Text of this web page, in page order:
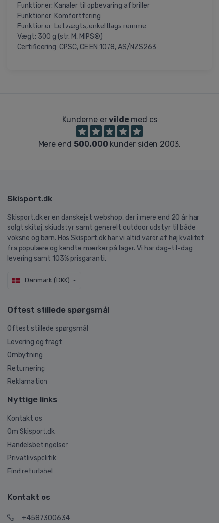
Funktioner: Kanaler til opbevaring af briller
Funktioner: Komfortforing
Funktioner: Letvægts, enkeltlags remme
Vægt: 300 g (str. M, MIPS®)
Certificering: CPSC, CE EN 1078, AS/NZS263
Kunderne er vildemed os
Mere end 500.000 kunder siden 2003.
Skisport.dk
Skisport.dk er en danskejet webshop, der i mere end 20 år har
solgt skitøj, skiudstyr samt generelt outdoor udstyr til både
voksne og børn. Hos Skisport.dk har vi altid varer af høj kvalitet
fra populære og kendte mærker på lager. Vi har dag-til-dag
levering samt 103% prisgaranti.
Danmark (DKK)
Oftest stillede spørgsmål
Oftest stillede spørgsmål
Levering og fragt
Ombytning
Returnering
Reklamation
Nyttige links
Kontakt os
Om Skisport.dk
Handelsbetingelser
Privatlivspolitik
Find returlabel
Kontakt os
+4587300634